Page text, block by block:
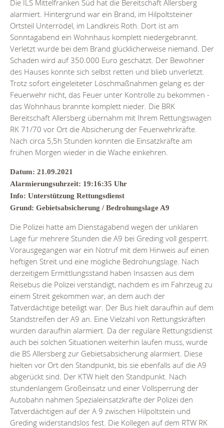
Die ILS Mittelfranken Süd hat die Bereitschaft Allersberg
alarmiert. Hintergrund war ein Brand, im Hilpoltsteiner
Ortsteil Unterrödel, im Landkreis Roth. Dort ist am
Sonntagabend ein Wohnhaus komplett niedergebrannt.
Verletzt wurde bei dem Brand glücklicherweise niemand. Der
Schaden wird auf 350.000 Euro geschätzt. Der Bewohner
des Hauses konnte sich selbst retten und blieb unverletzt.
Trotz sofort eingeleiteter Löschmaßnahmen gelang es der
Feuerwehr nicht, das Feuer unter Kontrolle zu bekommen -
das Wohnhaus brannte komplett nieder. Die BRK
Bereitschaft Allersberg übernahm mit Ihrem Rettungswagen
RK 71/70 vor Ort die Absicherung der Feuerwehrkräfte.
Nach circa 5,5h Stunden konnten die Einsatzkräfte am
frühen Morgen wieder in die Wache einkehren.
Datum: 21.09.2021
Alarmierungsuhrzeit: 19:16:35 Uhr
Info: Unterstützung Rettungsdienst
Grund: Gebietsabsicherung / Bedrohungslage A9
Die Polizei hatte am Dienstagabend wegen der unklaren
Lage für mehrere Stunden die A9 bei Greding voll gesperrt.
Vorausgegangen war ein Notruf mit dem Hinweis auf einen
heftigen Streit und eine mögliche Bedrohungslage. Nach
derzeitigem Ermittlungsstand haben Insassen aus dem
Reisebus die Polizei verständigt, nachdem es im Fahrzeug zu
einem Streit gekommen war, an dem auch der
Tatverdächtige beteiligt war. Der Bus hielt daraufhin auf dem
Standstreifen der A9 an. Eine Vielzahl von Rettungskräften
wurden daraufhin alarmiert. Da der reguläre Rettungsdienst
auch bei solchen Situationen weiterhin laufen muss, wurde
die BS Allersberg zur Gebietsabsicherung alarmiert. Diese
hielten vor Ort den Standpunkt, bis sie ebenfalls auf die A9
abgerückt sind. Der KTW hielt den Standpunkt. Nach
stundenlangem Großeinsatz und einer Vollsperrung der
Autobahn nahmen Spezialeinsatzkräfte der Polizei den
Tatverdächtigen auf der A 9 zwischen Hilpoltstein und
Greding widerstandslos fest. Die Kollegen auf dem RTW RK